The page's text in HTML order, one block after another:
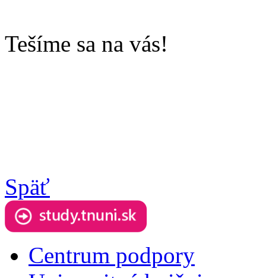
Tešíme sa na vás!
Späť
Centrum podpory